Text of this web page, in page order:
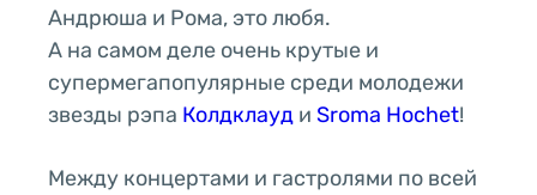
Андрюша и Рома, это любя.
А на самом деле очень крутые и
супермегапопулярные среди молодежи
звезды рэпа Колдклауд и Sroma Hochet!
Между концертами и гастролями по всей